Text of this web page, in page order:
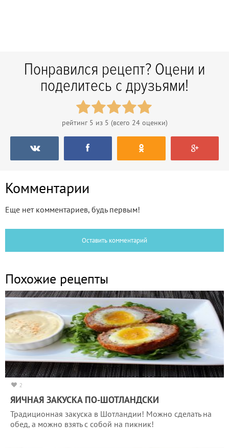
Понравился рецепт? Оцени и
поделитесь с друзьями!
рейтинг 5 из 5 (всего 24оценки)
Комментарии
Еще нет комментариев, будь первым!
Оставить комментарий
Похожие рецепты
2
ЯИЧНАЯ ЗАКУСКА ПО-ШОТЛАНДСКИ
Традиционная закуска в Шотландии! Можно сделать на
обед, а можно взять с собой на пикник!